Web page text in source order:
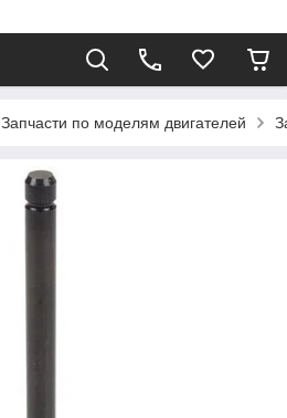
Запчасти по моделям двигателей